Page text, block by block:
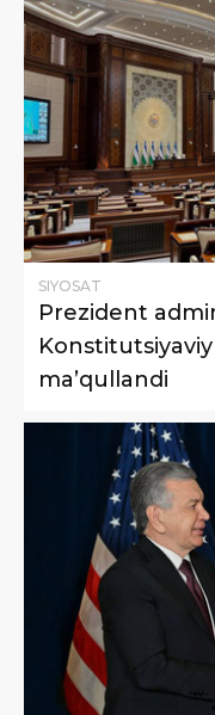
SIYOSAT
Prezident
ma’qullandi